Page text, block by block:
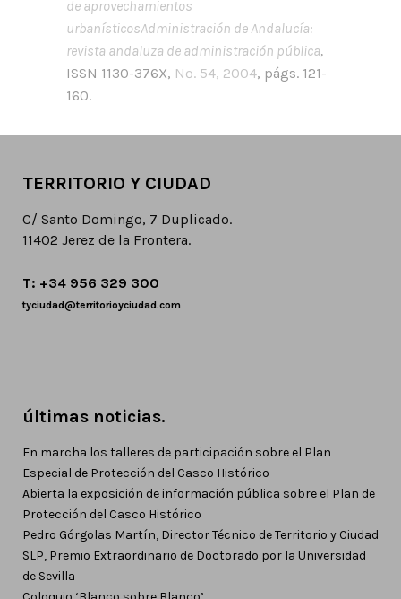
de aprovechamientos
urbanísticosAdministración de Andalucía:
revista andaluza de administración pública,
ISSN 1130-376X, Nº. 54, 2004, págs. 121-
160.
TERRITORIO Y CIUDAD
C/ Santo Domingo, 7 Duplicado.
11402 Jerez de la Frontera.
T: +34 956 329 300
tyciudad@territorioyciudad.com
últimas noticias.
En marcha los talleres de participación sobre el Plan
Especial de Protección del Casco Histórico
Abierta la exposición de información pública sobre el Plan de
Protección del Casco Histórico
Pedro Górgolas Martín, Director Técnico de Territorio y Ciudad
SLP, Premio Extraordinario de Doctorado por la Universidad
de Sevilla